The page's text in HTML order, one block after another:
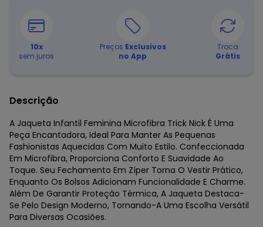
10x
sem juros
Preços Exclusivos
no App
Troca
Grátis
Descrição
A Jaqueta Infantil Feminina Microfibra Trick Nick É Uma
Peça Encantadora, Ideal Para Manter As Pequenas
Fashionistas Aquecidas Com Muito Estilo. Confeccionada
Em Microfibra, Proporciona Conforto E Suavidade Ao
Toque. Seu Fechamento Em Zíper Torna O Vestir Prático,
Enquanto Os Bolsos Adicionam Funcionalidade E Charme.
Além De Garantir Proteção Térmica, A Jaqueta Destaca-
Se Pelo Design Moderno, Tornando-A Uma Escolha Versátil
Para Diversas Ocasiões.